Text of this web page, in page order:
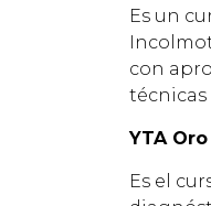
Es un
con
técnicas
YTA Oro
Es el